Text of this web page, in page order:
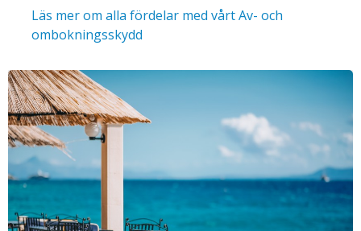
Läs mer om alla fördelar med vårt Av- och
ombokningsskydd